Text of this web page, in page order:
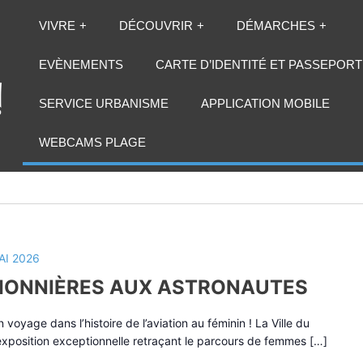
VIVRE DÉCOUVRIR DÉMARCHES
EVÈNEMENTS CARTE D’IDENTITÉ ET PASSEPORT
SERVICE URBANISME APPLICATION MOBILE
WEBCAMS PLAGE
mai 2026 - mardi, 2 juin 2026
AUX ASTRONAUTES
2026
dans l’histoire de l’aviation au féminin ! La Ville du
exceptionnelle retraçant le parcours de femmes […]